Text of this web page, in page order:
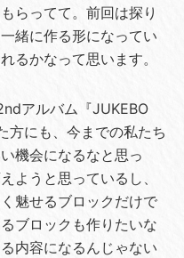
らってて。前回は探り
緒に作る形になってい
るかなって思います。
アルバム『JUKEBO
方にも、今までの私たち
機会になるなと思っ
ようと思っているし、
魅せるブロックだけで
ブロックも作りたいな
内容になるんじゃない